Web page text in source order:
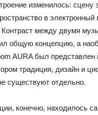
изменилось: сцену
в электронный
Контраст между двумя
общую концепцию, а
AURA был представлен
традиция, дизайн и
существуют отдельно.
конечно, находилось